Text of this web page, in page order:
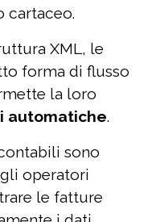
cartaceo.
XML, le
forma di flusso
la loro
automatiche.
sono
operatori
le fatture